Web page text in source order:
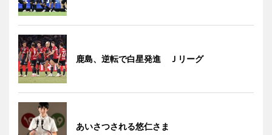
鹿島、逆転で白星発進 Ｊリーグ
あいさつされる悠仁さま